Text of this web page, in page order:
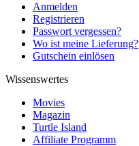
Anmelden
Registrieren
Passwort vergessen?
Wo ist meine Lieferung?
Gutschein einlösen
Wissenswertes
Movies
Magazin
Turtle Island
Affiliate Programm